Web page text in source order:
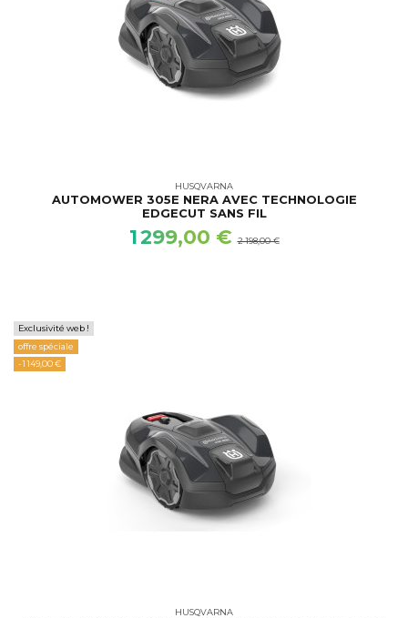
HUSQVARNA
AUTOMOWER 305E NERA AVEC TECHNOLOGIE
EDGECUT SANS FIL
1 299,00 €2 198,00 €
Exclusivité web !
offre spéciale
-1 149,00 €
HUSQVARNA